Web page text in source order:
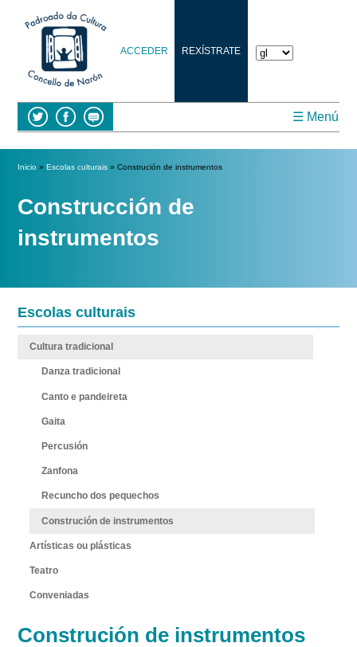
ACCEDER REXÍSTRATE
☰ Menú
Vostede está aquí
Inicio » Escolas culturais » Construción de instrumentos
Construcción de
instrumentos
Escolas culturais
Cultura tradicional
Danza tradicional
Canto e pandeireta
Gaita
Percusión
Zanfona
Recuncho dos pequechos
Construción de instrumentos
Artísticas ou plásticas
Teatro
Conveniadas
Construción de instrumentos